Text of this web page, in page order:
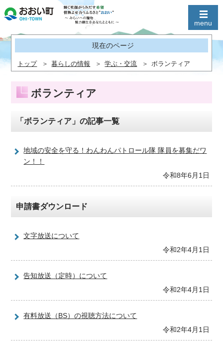
現在のページ
トップ 暮らしの情報 学ぶ・交流 ボランティア
ボランティア
「ボランティア」の記事一覧
地域の安全を守る！わんわんパトロール隊 隊員を募集だワ
ン！！
令和8年6月1日
申請書ダウンロード
文字放送について
令和2年4月1日
告知放送（定時）について
令和2年4月1日
有料放送（BS）の視聴方法について
令和2年4月1日